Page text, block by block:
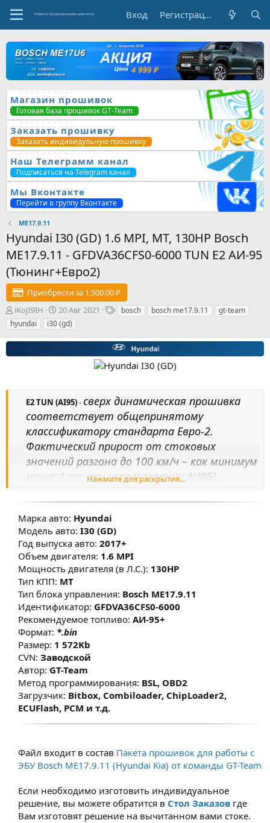
Вход Регистрация
Магазин прошивок
Готовая база прошивок GT-Team
Заказать прошивку
Заказать индивидульную прошивку
Наш Телеграмм канал
Подписаться на Telegram канал
Мы Вконтакте
Перейти в группу Вконтакте
ME17.9.11
Hyundai I30 (GD) 1.6 MPI, MT, 130HP Bosch
ME17.9.11 - GFDVA36CFS0-6000 TUN E2 АИ-95
(Тюнинг+Евро2)
Приобрести за 1,500.00 ₽
А
в
т
о
iKoJI9IH
Д
а
т
а
н
и
я
20 Авг 2021
Т
и
bosch bosch me17.9.11
gt-team
hyundai
i30 (gd)
E2 TUN (AI95)-сверх динамическая прошивка
соответствует общепринятому
классификатору стандарта Евро-2.
Фактический прирост от стоковых
значений разгона до 100 км/ч – как минимум
минус 1 сек при использовании АИ95!
процедура позволяет удалить физически
каталитический нейтрализатор из
автомобиля, результаты анализа
токсичности выхлопных газов в рамках
Технического Осмотра полностью
удовлетворяют требованиям ГОСТ на
территории РФ. Все положительные
изменения достигнуты путем
тщательной проработки и откатки
прошивок на реальных автомобилях.
Произведена настройка карт
топливоподачи, УОЗ, коррекции УОЗ,
системы изменения фаз ГРМ, что
позволяет улучшить эластичность и
динамику без существенного изменения
двигателей прирост по мощности и
моменту составляет примерно 7–15% и
эксплуатации и типа используемого
топлива.
Нажмите для раскрытия...
Марка авто: Hyundai
Модель авто: I30 (GD)
Год выпуска авто: 2017+
Объем двигателя: 1.6 MPI
Мощность двигателя (в Л.С.): 130HP
Тип КПП: MT
Тип блока управления: Bosch ME17.9.11
Идентификатор: GFDVA36CFS0-6000
Рекомендуемое топливо: АИ-95+
Формат: *.bin
Размер: 1 572Kb
CVN: Заводской
Автор: GT-Team
Метод программирования: BSL, OBD2
Загрузчик: Bitbox, Combiloader, ChipLoader2,
ECUFlash, PCM и т.д.
Файл входит в состав Пакета прошивок для работы с
ЭБУ Bosch ME17.9.11 (Hyundai Kia) от команды GT-Team
Если необходимо изготовить индивидуальное
решение, вы можете обратится в Стол Заказов где
Вам изготовят решение на вычитанном вами стоке.